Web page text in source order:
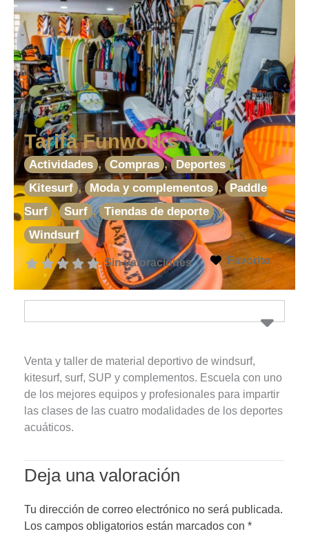
Tarifa Funworks
Actividades , Compras , Deportes ,
Kitesurf , Moda y complementos , Paddle
Surf , Surf , Tiendas de deporte y
Windsurf
Sin valoraciones Favorito
Venta y taller de material deportivo de windsurf,
kitesurf, surf, SUP y complementos. Escuela con uno
de los mejores equipos y profesionales para impartir
las clases de las cuatro modalidades de los deportes
acuáticos.
Deja una valoración
Tu dirección de correo electrónico no será publicada.
Los campos obligatorios están marcados con *